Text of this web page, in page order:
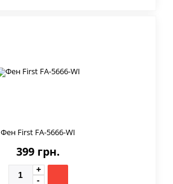
Фен First FA-5666-WI
399 грн.